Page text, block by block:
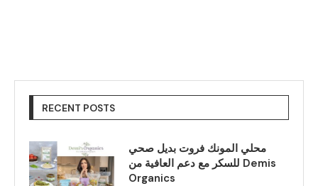
RECENT POSTS
محلي المونك فروت بديل صحي
للسكر مع دعم العافية من Demis
Organics